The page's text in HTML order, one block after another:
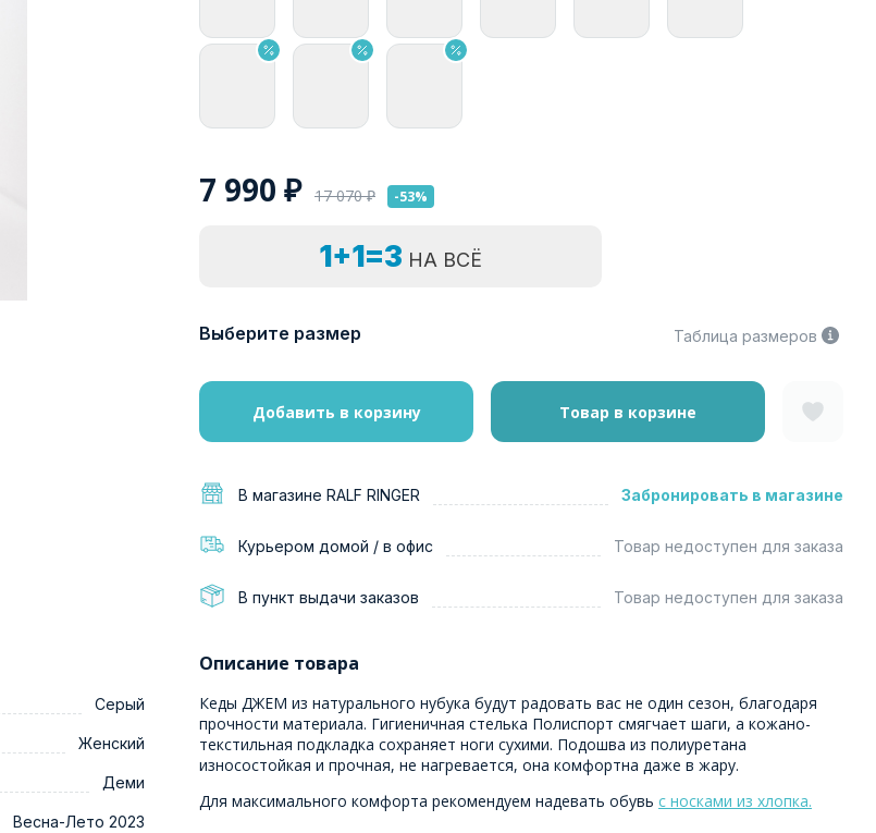
7 990 ₽ 17 070₽ -53%
1+1=3 НА ВСЁ
Выберите размер Таблица размеров
Добавить в корзину Товар в корзине
В магазине RALF RINGER Забронировать в магазине
Курьером домой / в офис Товар недоступен для заказа
В пункт выдачи заказов Товар недоступен для заказа
Серый
Женский
Деми
Весна-Лето 2023
Описание товара
Кеды ДЖЕМ из натурального нубука будут радовать вас не один сезон, благодаря
прочности материала. Гигиеничная стелька Полиспорт смягчает шаги, а кожано-
текстильная подкладка сохраняет ноги сухими. Подошва из полиуретана
износостойкая и прочная, не нагревается, она комфортна даже в жару.
Для максимального комфорта рекомендуем надевать обувь с носками из хлопка.